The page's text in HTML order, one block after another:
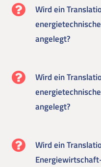
Wird ein
angelegt?
Wird ein
angelegt?
Wird ein